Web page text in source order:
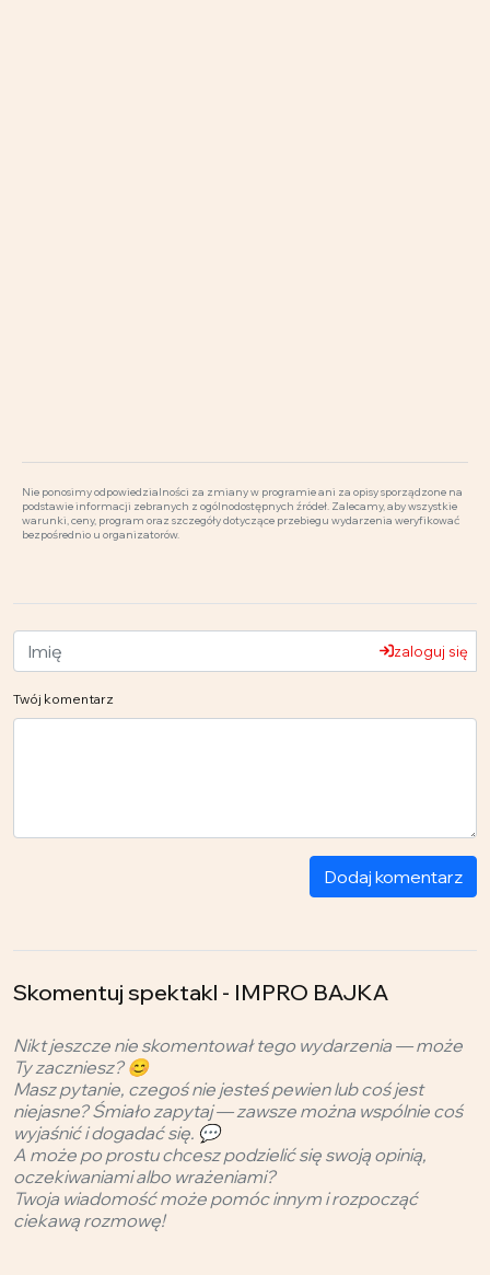
Nie ponosimy odpowiedzialności za zmiany w programie ani za opisy sporządzone na
podstawie informacji zebranych z ogólnodostępnych źródeł. Zalecamy, aby wszystkie
warunki, ceny, program oraz szczegóły dotyczące przebiegu wydarzenia weryfikować
bezpośrednio u organizatorów.
zaloguj się
Twój komentarz
Dodaj komentarz
Skomentuj spektakl - IMPRO BAJKA
Nikt jeszcze nie skomentował tego wydarzenia — może
Ty zaczniesz? 😊
Masz pytanie, czegoś nie jesteś pewien lub coś jest
niejasne? Śmiało zapytaj — zawsze można wspólnie coś
wyjaśnić i dogadać się. 💬
A może po prostu chcesz podzielić się swoją opinią,
oczekiwaniami albo wrażeniami?
Twoja wiadomość może pomóc innym i rozpocząć
ciekawą rozmowę!